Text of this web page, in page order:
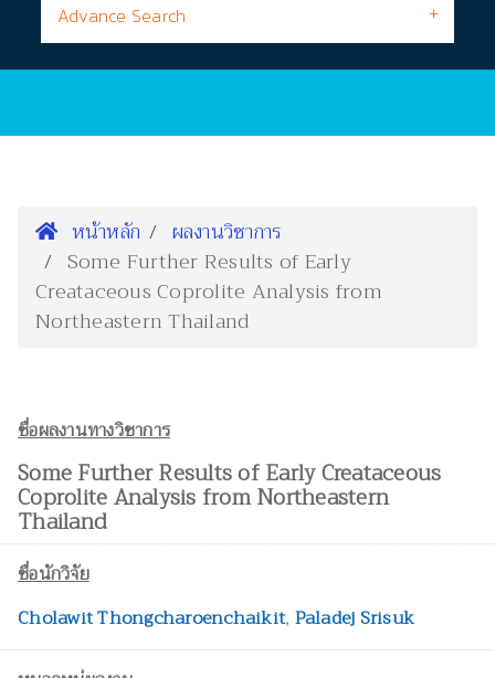
Advance Search
หน้าหลัก
ผลงานวิชาการ
Some Further Results of Early
Creataceous Coprolite Analysis from
Northeastern Thailand
ชื่อผลงานทางวิชาการ
Some Further Results of Early Creataceous
Coprolite Analysis from Northeastern
Thailand
ชื่อนักวิจัย
Cholawit Thongcharoenchaikit, Paladej Srisuk